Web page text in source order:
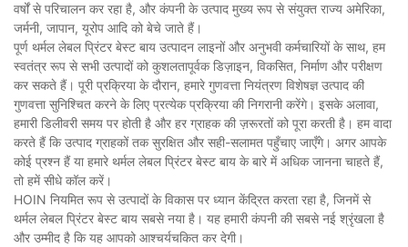
वर्षों से परिचालन कर रहा है, और कंपनी के उत्पाद मुख्य रूप से संयुक्त राज्य अमेरिका,
जर्मनी, जापान, यूरोप आदि को बेचे जाते हैं।
पूर्ण थर्मल लेबल प्रिंटर बेस्ट बाय उत्पादन लाइनों और अनुभवी कर्मचारियों के साथ, हम
स्वतंत्र रूप से सभी उत्पादों को कुशलतापूर्वक डिज़ाइन, विकसित, निर्माण और परीक्षण
कर सकते हैं। पूरी प्रक्रिया के दौरान, हमारे गुणवत्ता नियंत्रण विशेषज्ञ उत्पाद की
गुणवत्ता सुनिश्चित करने के लिए प्रत्येक प्रक्रिया की निगरानी करेंगे। इसके अलावा,
हमारी डिलीवरी समय पर होती है और हर ग्राहक की ज़रूरतों को पूरा करती है। हम वादा
करते हैं कि उत्पाद ग्राहकों तक सुरक्षित और सही-सलामत पहुँचाए जाएँगे। अगर आपके
कोई प्रश्न हैं या हमारे थर्मल लेबल प्रिंटर बेस्ट बाय के बारे में अधिक जानना चाहते हैं,
तो हमें सीधे कॉल करें।
HOIN नियमित रूप से उत्पादों के विकास पर ध्यान केंद्रित करता रहा है, जिनमें से
थर्मल लेबल प्रिंटर बेस्ट बाय सबसे नया है। यह हमारी कंपनी की सबसे नई श्रृंखला है
और उम्मीद है कि यह आपको आश्चर्यचकित कर देगी।